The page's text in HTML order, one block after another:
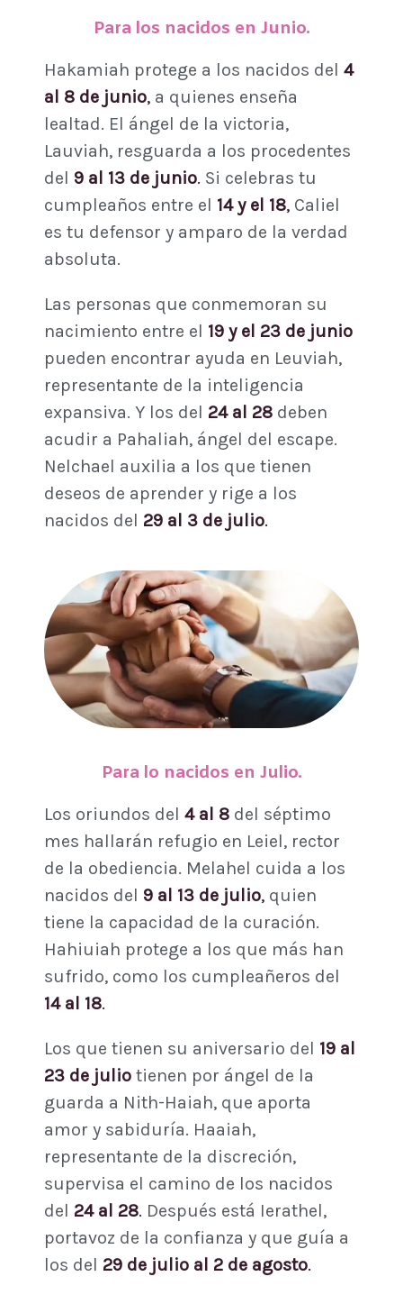
Para los nacidos en Junio.
Hakamiah protege a los nacidos del 4
al 8 de junio, a quienes enseña
lealtad. El ángel de la victoria,
Lauviah, resguarda a los procedentes
del 9 al 13 de junio. Si celebras tu
cumpleaños entre el 14 y el 18, Caliel
es tu defensor y amparo de la verdad
absoluta.
Las personas que conmemoran su
nacimiento entre el 19 y el 23 de junio
pueden encontrar ayuda en Leuviah,
representante de la inteligencia
expansiva. Y los del 24 al 28 deben
acudir a Pahaliah, ángel del escape.
Nelchael auxilia a los que tienen
deseos de aprender y rige a los
nacidos del 29 al 3 de julio.
Para lo nacidos en Julio.
Los oriundos del 4 al 8 del séptimo
mes hallarán refugio en Leiel, rector
de la obediencia. Melahel cuida a los
nacidos del 9 al 13 de julio, quien
tiene la capacidad de la curación.
Hahiuiah protege a los que más han
sufrido, como los cumpleañeros del
14 al 18.
Los que tienen su aniversario del 19 al
23 de julio tienen por ángel de la
guarda a Nith-Haiah, que aporta
amor y sabiduría. Haaiah,
representante de la discreción,
supervisa el camino de los nacidos
del 24 al 28. Después está Ierathel,
portavoz de la confianza y que guía a
los del 29 de julio al 2 de agosto.